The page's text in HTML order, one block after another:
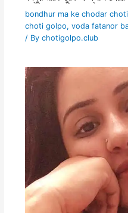
bondhur ma ke chodar
choti golpo, voda fatanor
/ By chotigolpo.club